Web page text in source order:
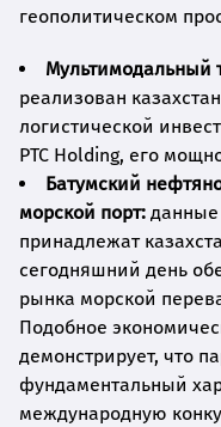
геополитическом
Мультимодальный
реализован
логистической
PTC Holding, его
Батумский
морской порт: данные
принадлежат
сегодняшний день
рынка морской
Подобное
демонстрирует, что
фундаментальный
международную